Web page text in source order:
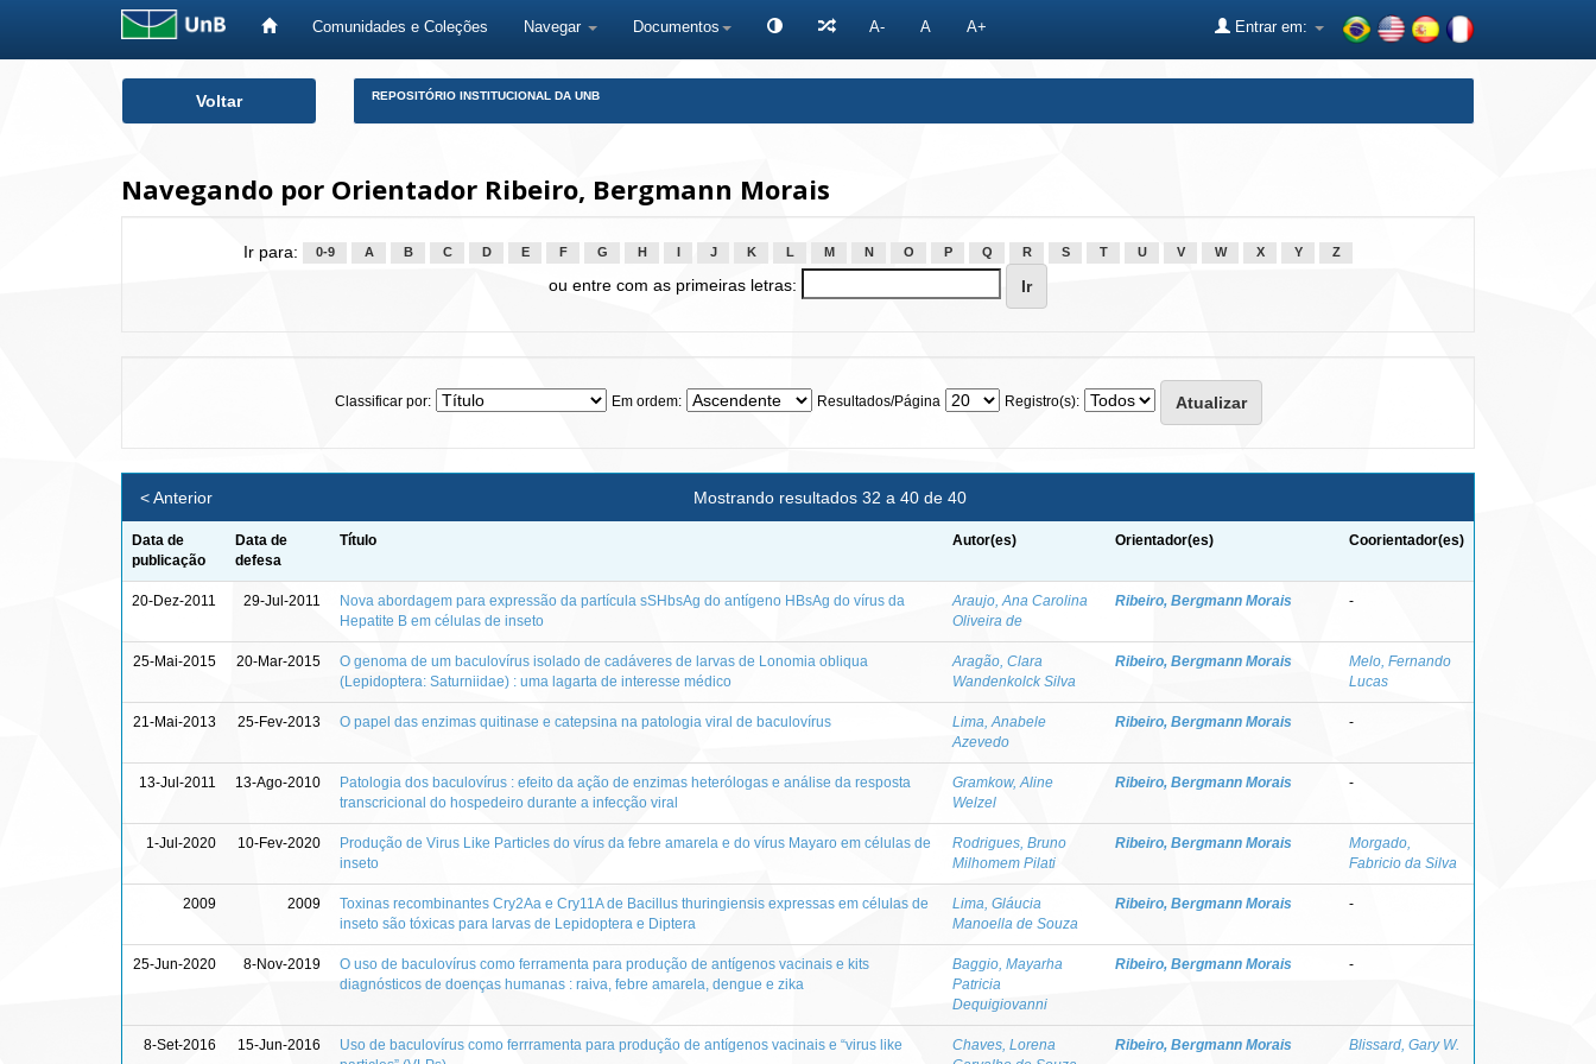
Comunidades e Coleções Navegar Documentos A- A A+ Entrar em:
Voltar REPOSITÓRIO INSTITUCIONAL DA UNB
Navegando por Orientador Ribeiro, Bergmann Morais
Ir para: 0-9 A B C D E F G H J K L M N O P Q R S T U V W X Y Z
ou entre com as primeiras letras:
Classificar por: Em ordem: Resultados/Página Registro(s):
Mostrando resultados 32 a 40 de 40
< Anterior
Data de
publicação
Data de
defesa
Título Autor(es) Orientador(es) Coorientador(es)
20-Dez-2011 29-Jul-2011
Nova abordagem para expressão da partícula sSHbsAg do antígeno HBsAg do vírus da
Hepatite B em células de inseto
Araujo, Ana Carolina
Oliveira de
Ribeiro, Bergmann Morais -
25-Mai-2015 20-Mar-2015
O genoma de um baculovírus isolado de cadáveres de larvas de Lonomia obliqua
(Lepidoptera: Saturniidae) : uma lagarta de interesse médico
Aragão, Clara
Wandenkolck Silva
Ribeiro, Bergmann Morais
Melo, Fernando
Lucas
21-Mai-2013 25-Fev-2013 O papel das enzimas quitinase e catepsina na patologia viral de baculovírus
Lima, Anabele
Azevedo
Ribeiro, Bergmann Morais -
13-Jul-2011 13-Ago-2010
Patologia dos baculovírus : efeito da ação de enzimas heterólogas e análise da resposta
transcricional do hospedeiro durante a infecção viral
Gramkow, Aline
Welzel
Ribeiro, Bergmann Morais -
1-Jul-2020 10-Fev-2020
Produção de Virus Like Particles do vírus da febre amarela e do vírus Mayaro em células de
inseto
Rodrigues, Bruno
Milhomem Pilati
Ribeiro, Bergmann Morais
Morgado,
Fabricio da Silva
2009 2009
Toxinas recombinantes Cry2Aa e Cry11A de Bacillus thuringiensis expressas em células de
inseto são tóxicas para larvas de Lepidoptera e Diptera
Lima, Gláucia
Manoella de Souza
Ribeiro, Bergmann Morais -
25-Jun-2020 8-Nov-2019
O uso de baculovírus como ferramenta para produção de antígenos vacinais e kits
diagnósticos de doenças humanas : raiva, febre amarela, dengue e zika
Baggio, Mayarha
Patricia
Dequigiovanni
Ribeiro, Bergmann Morais -
8-Set-2016 15-Jun-2016
Uso de baculovírus como ferrramenta para produção de antígenos vacinais e “virus like
Chaves, Lorena
Ribeiro, Bergmann Morais Blissard, Gary W.